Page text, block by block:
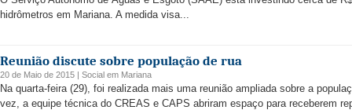
hidrômetros em Mariana. A medida visa...
Reunião discute sobre população de rua
20 de Maio de 2015 | Social em Mariana
Na quarta-feira (29), foi realizada mais uma reunião ampliada sobre a
vez, a equipe técnica do CREAS e CAPS abriram espaço para receberem